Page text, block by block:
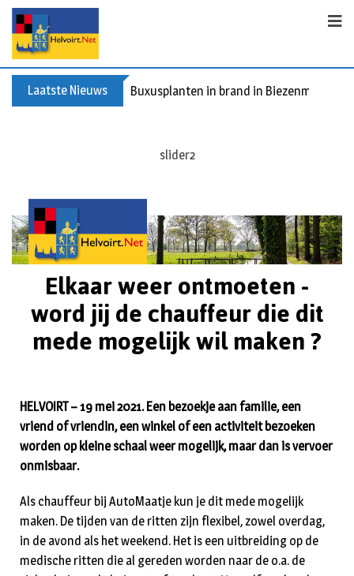
Laatste Nieuws Buxusplanten in brand in Biezenmortel,
slider2
Elkaar weer ontmoeten -
word jij de chauffeur die dit
mede mogelijk wil maken ?
HELVOIRT – 19 mei 2021. Een bezoekje aan familie, een
vriend of vriendin, een winkel of een activiteit bezoeken
worden op kleine schaal weer mogelijk, maar dan is vervoer
onmisbaar.
Als chauffeur bij AutoMaatje kun je dit mede mogelijk
maken. De tijden van de ritten zijn flexibel, zowel overdag,
in de avond als het weekend. Het is een uitbreiding op de
medische ritten die al gereden worden naar de o.a. de